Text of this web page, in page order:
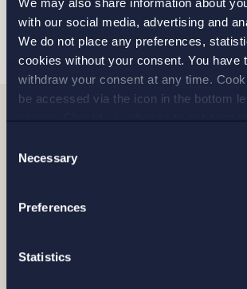
with our social media, advertising and
We do not place any preferences,
cookies without your consent. You have
withdraw your consent at any time.
be accessed via the icon in the bottom
screen. Should you choose to not
andprivacy policy
for more details on
Selection
Necessary
Preferences
Statistics
SKICKA
Relaterade